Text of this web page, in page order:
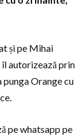
și pe Mihai
autorizează prin
punga Orange cu
pe whatsapp pe